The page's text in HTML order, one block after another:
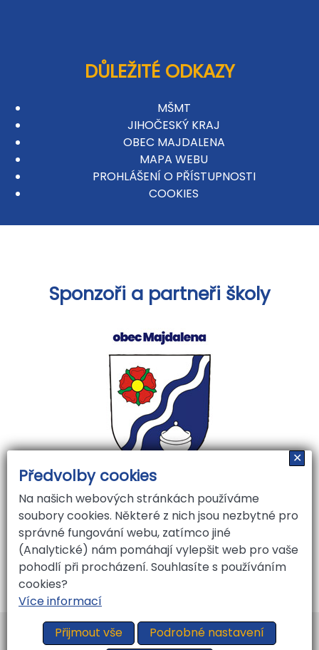
DŮLEŽITÉ ODKAZY
MŠMT
JIHOČESKÝ KRAJ
OBEC MAJDALENA
MAPA WEBU
PROHLÁŠENÍ O PŘÍSTUPNOSTI
COOKIES
Sponzoři a partneři školy
Vytvořil
ARGON systems
Předvolby cookies
Na našich webových stránkách používáme
soubory cookies. Některé z nich jsou nezbytné pro
správné fungování webu, zatímco jiné
(Analytické) nám pomáhají vylepšit web pro vaše
pohodlí při procházení. Souhlasíte s používáním
cookies?
Více informací
Přijmout vše
Podrobné nastavení
✕